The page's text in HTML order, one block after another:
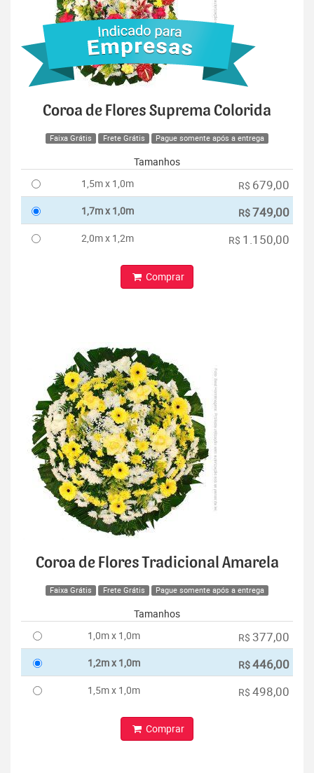
Coroa de Flores Suprema Colorida
Faixa Grátis Frete Grátis Pague somente após a entrega
Tamanhos
1,5m x 1,0m
R$ 679,00
1,7m x 1,0m R$749,00
2,0m x 1,2m R$ 1.150,00
Comprar
Coroa de Flores Tradicional Amarela
Faixa Grátis Frete Grátis Pague somente após a entrega
Tamanhos
1,0m x 1,0m
R$ 377,00
1,2m x 1,0m R$446,00
1,5m x 1,0m R$ 498,00
Comprar